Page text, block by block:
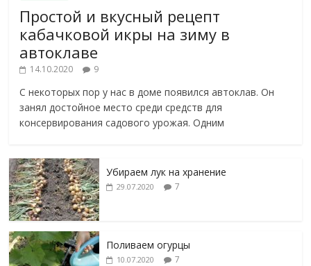
Простой и вкусный рецепт
кабачковой икры на зиму в
автоклаве
14.10.2020 9
С некоторых пор у нас в доме появился автоклав. Он
занял достойное место среди средств для
консервирования садового урожая. Одним
Убираем лук на хранение
29.07.2020 7
Поливаем огурцы
10.07.2020 7